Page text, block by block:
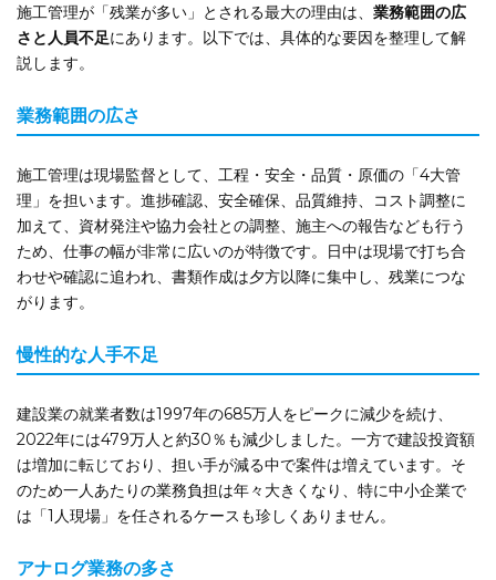
施工管理が「残業が多い」とされる最大の理由は、 業務範囲の広
さと人員不足にあります。以下では、具体的な要因を整理して解
説します。
業務範囲の広さ
施工管理は現場監督として、工程・安全・品質・原価の「4大管
理」を担います。進捗確認、安全確保、品質維持、コスト調整に
加えて、資材発注や協力会社との調整、施主への報告なども行う
ため、仕事の幅が非常に広いのが特徴です。日中は現場で打ち合
わせや確認に追われ、書類作成は夕方以降に集中し、残業につな
がります。
慢性的な人手不足
建設業の就業者数は1997年の685万人をピークに減少を続け、
2022年には479万人と約30％も減少しました。一方で建設投資額
は増加に転じており、担い手が減る中で案件は増えています。そ
のため一人あたりの業務負担は年々大きくなり、特に中小企業で
は「1人現場」を任されるケースも珍しくありません。
アナログ業務の多さ